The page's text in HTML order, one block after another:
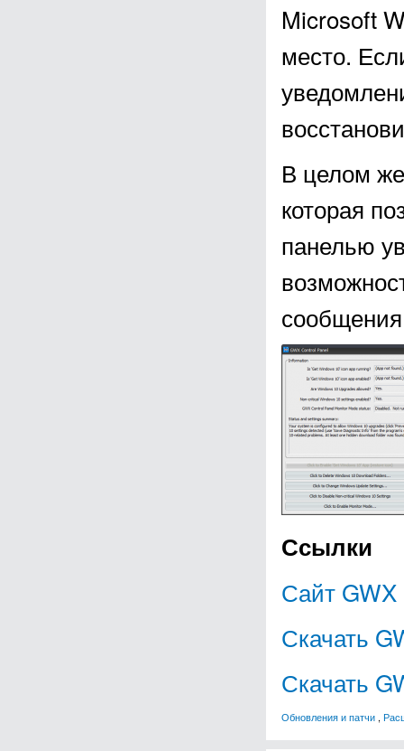
Microsoft
место.
В целом
которая
панелью
Ссылки
Сайт
Скачать
Скачать
Обновления и патчи ,